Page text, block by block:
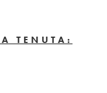
TENUTA: